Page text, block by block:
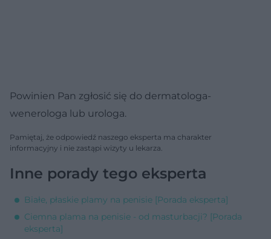
Powinien Pan zgłosić się do dermatologa-
wenerologa lub urologa.
Pamiętaj, że odpowiedź naszego eksperta ma charakter
informacyjny i nie zastąpi wizyty u lekarza.
Inne porady tego eksperta
Białe, płaskie plamy na penisie [Porada eksperta]
Ciemna plama na penisie - od masturbacji? [Porada
eksperta]